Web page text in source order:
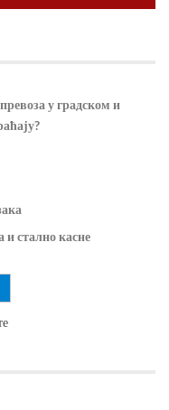
у градском и
и стално касне